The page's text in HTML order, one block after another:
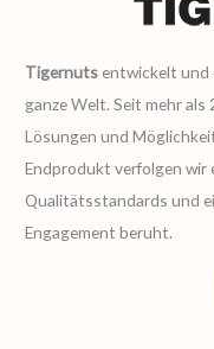
Tigernuts entwickelt
ganze Welt. Seit mehr
Lösungen und
Endprodukt verfolgen wir
Qualitätsstandards und
Engagement beruht.